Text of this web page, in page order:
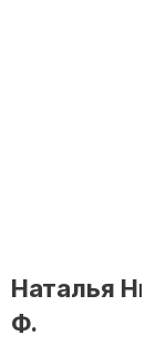
Наталья
Ф.